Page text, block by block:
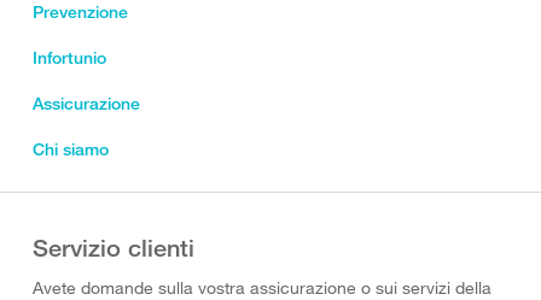
Prevenzione
Infortunio
Assicurazione
Chi siamo
Servizio clienti
Avete domande sulla vostra assicurazione o sui servizi della